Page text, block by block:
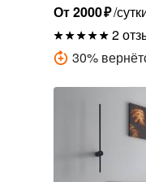
От2000₽/
2
30%